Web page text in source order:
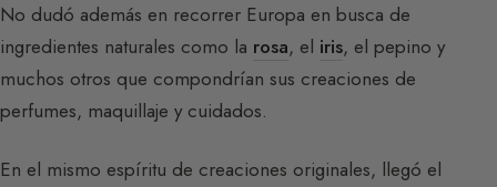
No dudó además en recorrer Europa en busca de
ingredientes naturales como la rosa, el iris, el pepino y
muchos otros que compondrían sus creaciones de
perfumes, maquillaje y cuidados.
En el mismo espíritu de creaciones originales, llegó el